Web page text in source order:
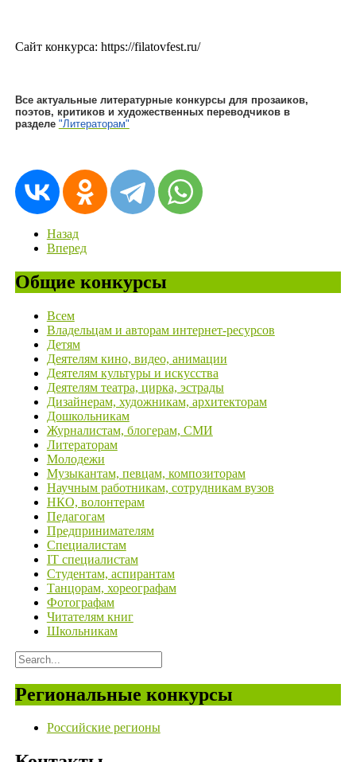
Сайт конкурса: https://filatovfest.ru/
Все актуальные литературные конкурсы для прозаиков,
поэтов, критиков и художественных переводчиков в
разделе "Литераторам"
Назад
Вперед
Общие конкурсы
Всем
Владельцам и авторам интернет-ресурсов
Детям
Деятелям кино, видео, анимации
Деятелям культуры и искусства
Деятелям театра, цирка, эстрады
Дизайнерам, художникам, архитекторам
Дошкольникам
Журналистам, блогерам, СМИ
Литераторам
Молодежи
Музыкантам, певцам, композиторам
Научным работникам, сотрудникам вузов
НКО, волонтерам
Педагогам
Предпринимателям
Специалистам
IT специалистам
Студентам, аспирантам
Танцорам, хореографам
Фотографам
Читателям книг
Школьникам
Региональные конкурсы
Российские регионы